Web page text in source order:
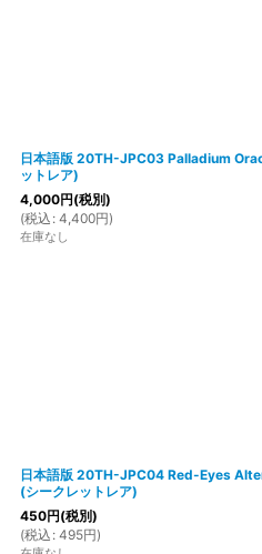
日本語版 20TH-JPC03 Palladium
ットレア)
4,000円(税別)
(税込 : 4,400円)
在庫なし
日本語版 20TH-JPC04 Red-Eyes
(シークレットレア)
450円(税別)
(税込 : 495円)